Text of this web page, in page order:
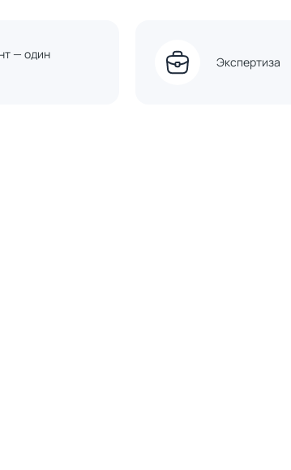
— один
Экспертиза